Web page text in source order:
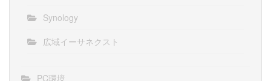
Synology
広域イーサネクスト
PC環境